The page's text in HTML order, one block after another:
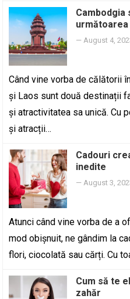
Cambodgia
—August 4,
Când vine vorba de călătorii
și Laos sunt două destinații
și atractivitatea sa unică. Cu
și atracții…
Cadouri
inedite
—August 3,
Atunci când vine vorba de a
mod obișnuit, ne gândim la
flori, ciocolată sau cărți. Cu
Cum să te
zahăr